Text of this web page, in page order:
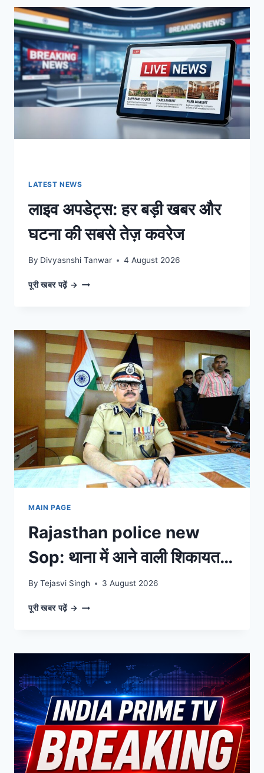
एयर
इंडिया
टर्बुलेंस,
डिजिटल
अरेस्ट
पर
सुप्रीम
कोर्ट
के
खबरें
LATEST NEWS
लाइव अपडेट्स: हर बड़ी खबर और
घटना की सबसे तेज़ कवरेज
By Divyasnshi Tanwar 4 August 2026
पूरी खबर पढ़ें → लाइव
खबर
और
घटना
की
सबसे
तेज़
कवरेज
MAIN PAGE
Rajasthan police new
Sop: थाना में आने वाली शिकायत
के निस्तारण की अब नई एसओपी .
By Tejasvi Singh 3 August 2026
पूरी खबर पढ़ें → RAJASTHAN
थाना
में
आने
वाली
शिकायत
के
निस्तारण
की
अब
नई